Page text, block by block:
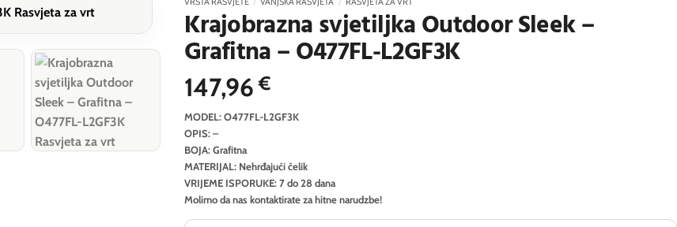
Krajobrazna svjetiljka Outdoor Sleek –
Grafitna – O477FL-L2GF3K
147,96€
MODEL: O477FL-L2GF3K
OPIS: –
BOJA: Grafitna
MATERIJAL: Nehrđajući čelik
VRIJEME ISPORUKE: 7 do 28 dana
Molimo da nas kontaktirate za hitne narudzbe!